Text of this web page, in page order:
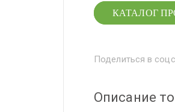
КАТАЛОГ
Поделиться в
Описание